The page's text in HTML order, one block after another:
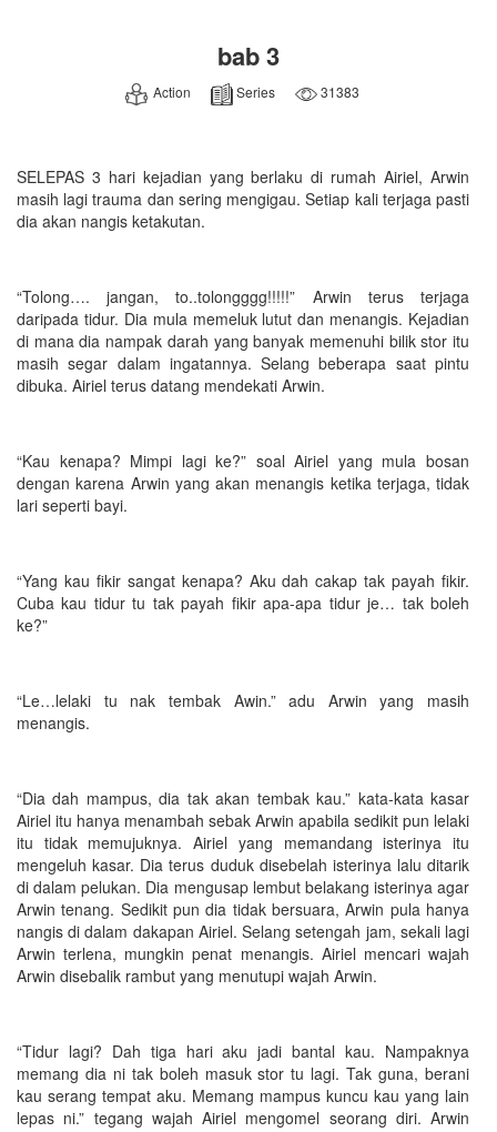
bab 3
Action Series 31383
SELEPAS 3 hari kejadian yang berlaku di rumah Airiel, Arwin
masih lagi trauma dan sering mengigau. Setiap kali terjaga pasti
dia akan nangis ketakutan.
“Tolong…. jangan, to..tolongggg!!!!!” Arwin terus terjaga
daripada tidur. Dia mula memeluk lutut dan menangis. Kejadian
di mana dia nampak darah yang banyak memenuhi bilik stor itu
masih segar dalam ingatannya. Selang beberapa saat pintu
dibuka. Airiel terus datang mendekati Arwin.
“Kau kenapa? Mimpi lagi ke?” soal Airiel yang mula bosan
dengan karena Arwin yang akan menangis ketika terjaga, tidak
lari seperti bayi.
“Yang kau fikir sangat kenapa? Aku dah cakap tak payah fikir.
Cuba kau tidur tu tak payah fikir apa-apa tidur je… tak boleh
ke?”
“Le…lelaki tu nak tembak Awin.” adu Arwin yang masih
menangis.
“Dia dah mampus, dia tak akan tembak kau.” kata-kata kasar
Airiel itu hanya menambah sebak Arwin apabila sedikit pun lelaki
itu tidak memujuknya. Airiel yang memandang isterinya itu
mengeluh kasar. Dia terus duduk disebelah isterinya lalu ditarik
di dalam pelukan. Dia mengusap lembut belakang isterinya agar
Arwin tenang. Sedikit pun dia tidak bersuara, Arwin pula hanya
nangis di dalam dakapan Airiel. Selang setengah jam, sekali lagi
Arwin terlena, mungkin penat menangis. Airiel mencari wajah
Arwin disebalik rambut yang menutupi wajah Arwin.
“Tidur lagi? Dah tiga hari aku jadi bantal kau. Nampaknya
memang dia ni tak boleh masuk stor tu lagi. Tak guna, berani
kau serang tempat aku. Memang mampus kuncu kau yang lain
lepas ni.” tegang wajah Airiel mengomel seorang diri. Arwin